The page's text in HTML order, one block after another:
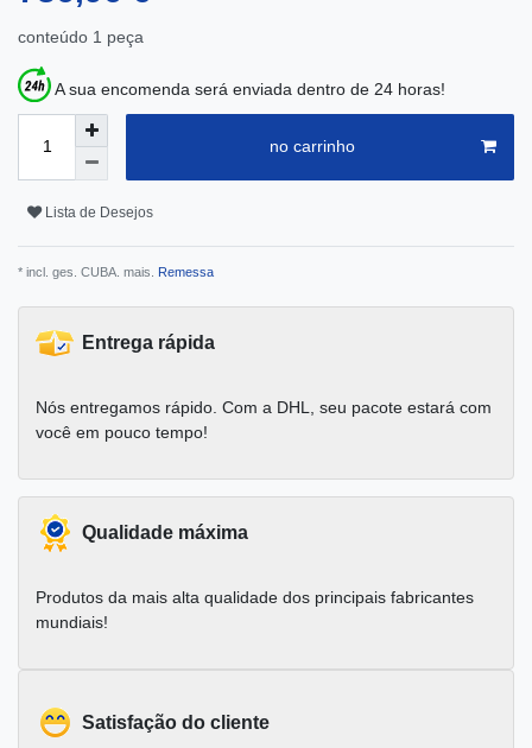
conteúdo 1 peça
A sua encomenda será enviada dentro de 24 horas!
no carrinho
Lista de Desejos
* incl. ges. CUBA. mais. Remessa
Entrega rápida
Nós entregamos rápido. Com a DHL, seu pacote estará com
você em pouco tempo!
Qualidade máxima
Produtos da mais alta qualidade dos principais fabricantes
mundiais!
Satisfação do cliente